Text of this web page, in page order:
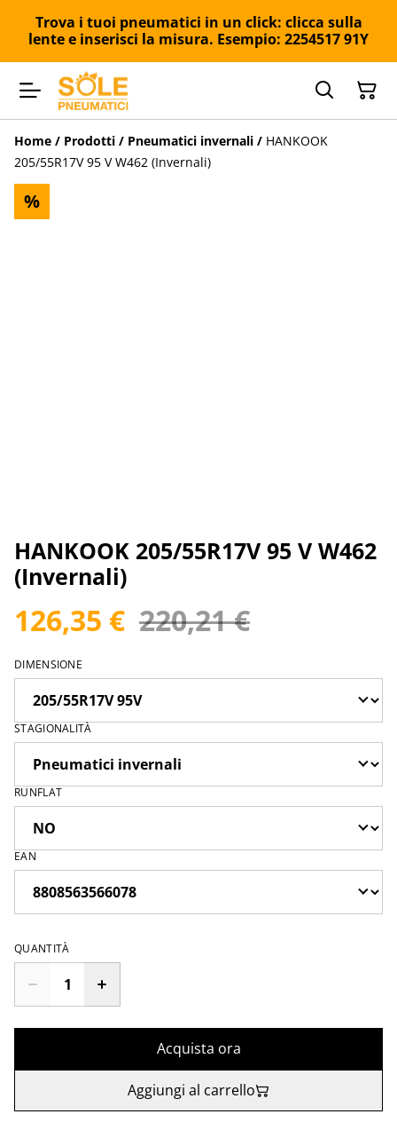
Trova i tuoi pneumatici in un click: clicca sulla
lente e inserisci la misura. Esempio: 2254517 91Y
Home / Prodotti / Pneumatici invernali / HANKOOK
205/55R17V 95 V W462 (Invernali)
%
HANKOOK 205/55R17V 95 V W462
(Invernali)
126,35 € 220,21 €
DIMENSIONE
STAGIONALITÀ
RUNFLAT
EAN
QUANTITÀ
Acquista ora
Aggiungi al carrello